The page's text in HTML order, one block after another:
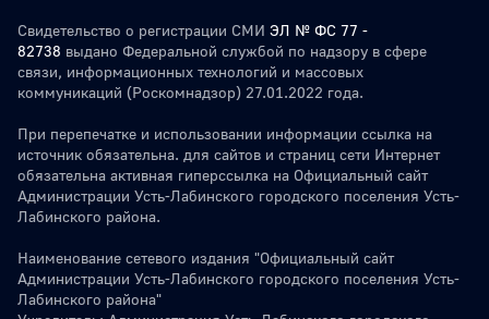
Свидетельство о регистрации СМИ ЭЛ № ФС 77 -
82738 выдано Федеральной службой по надзору в сфере
связи, информационных технологий и массовых
коммуникаций (Роскомнадзор) 27.01.2022 года.
При перепечатке и использовании информации ссылка на
источник обязательна. для сайтов и страниц сети Интернет
обязательна активная гиперссылка на Официальный сайт
Администрации Усть-Лабинского городского поселения Усть-
Лабинского района.
Наименование сетевого издания "Официальный сайт
Администрации Усть-Лабинского городского поселения Усть-
Лабинского района"